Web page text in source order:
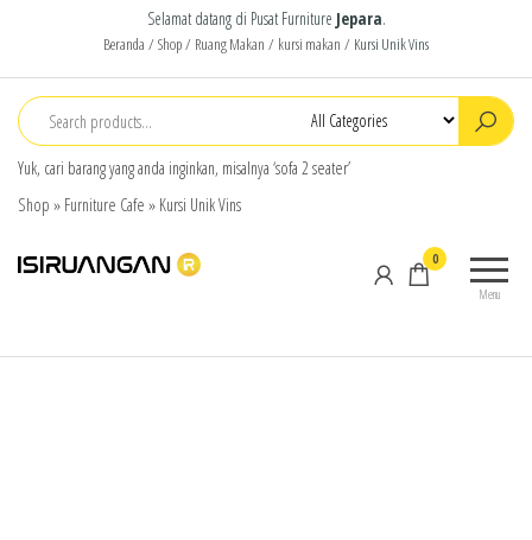
Selamat datang di Pusat Furniture Jepara.
Beranda / Shop/ Ruang Makan / kursi makan / Kursi Unik Vins
Yuk, cari barang yang anda inginkan, misalnya ‘sofa 2 seater’
Shop » Furniture Cafe » Kursi Unik Vins
products
Menu
0